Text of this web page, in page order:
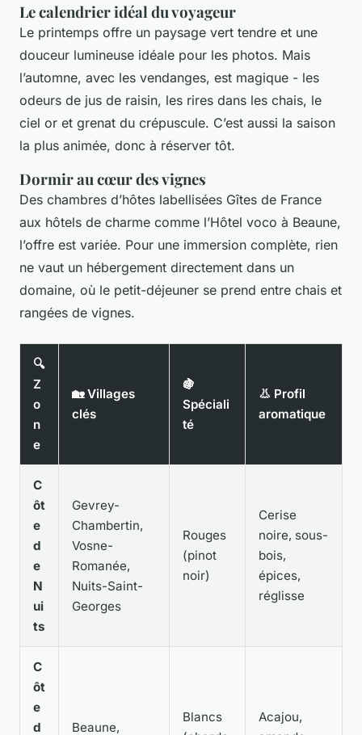
Le calendrier idéal du voyageur
Le printemps offre un paysage vert tendre et une
douceur lumineuse idéale pour les photos. Mais
l’automne, avec les vendanges, est magique - les
odeurs de jus de raisin, les rires dans les chais, le
ciel or et grenat du crépuscule. C’est aussi la saison
la plus animée, donc à réserver tôt.
Dormir au cœur des vignes
Des chambres d’hôtes labellisées Gîtes de France
aux hôtels de charme comme l’Hôtel voco à Beaune,
l’offre est variée. Pour une immersion complète, rien
ne vaut un hébergement directement dans un
domaine, où le petit-déjeuner se prend entre chais et
rangées de vignes.
🔍
Z
o
n
e
🏡 Villages
clés
🍇
Spéciali
té
👃 Profil
aromatique
C
ôt
e
d
e
N
ui
ts
Gevrey-
Chambertin,
Vosne-
Romanée,
Nuits-Saint-
Georges
Rouges
(pinot
noir)
Cerise
noire, sous-
bois,
épices,
réglisse
C
ôt
e
d
Beaune,
Blancs
Acajou,